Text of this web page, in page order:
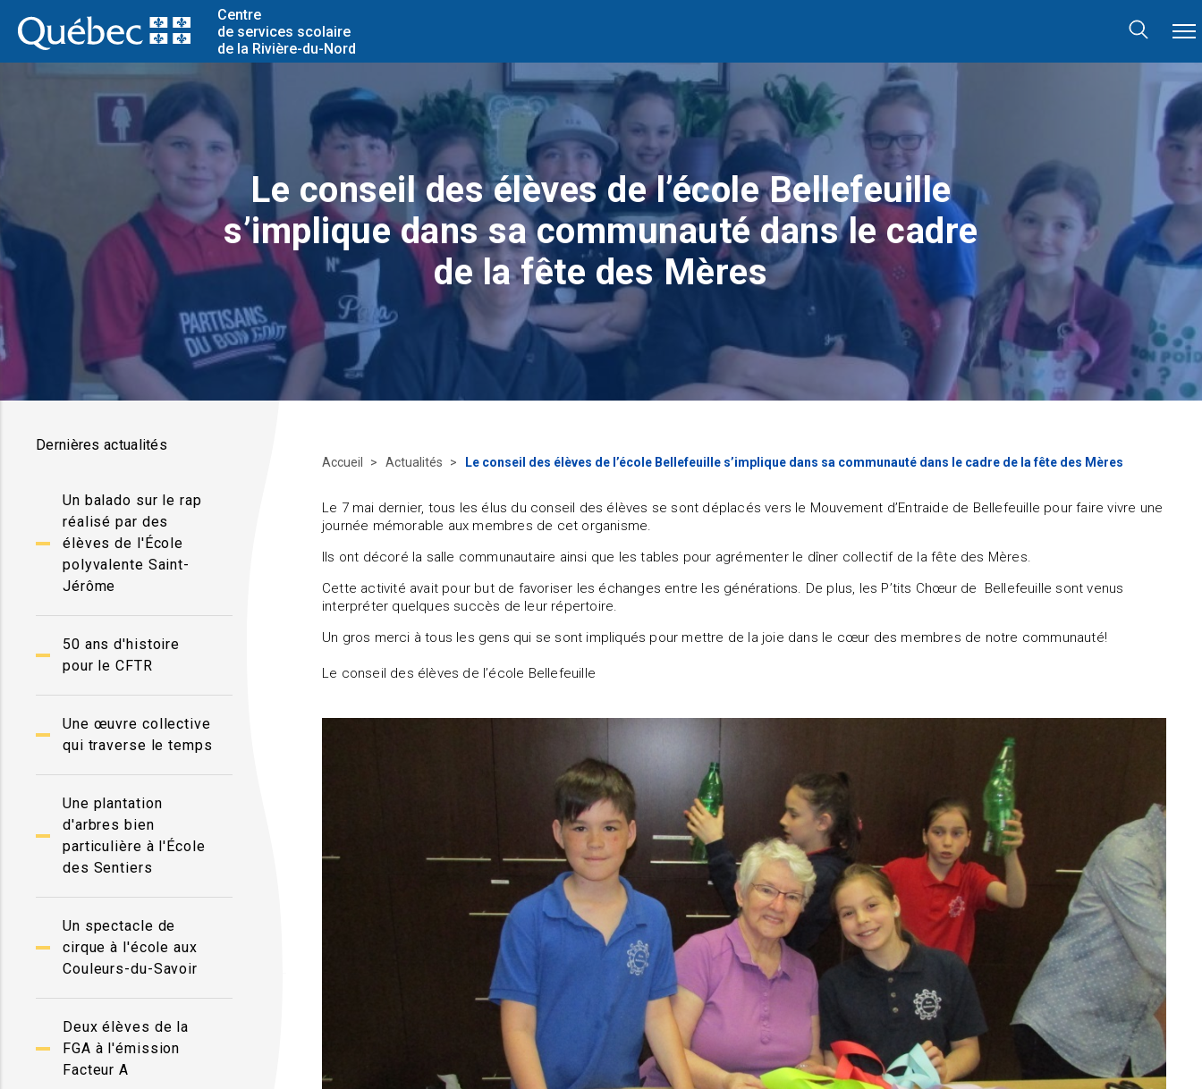
Centre
de services scolaire
de la Rivière-du-Nord
Le conseil des élèves de l’école Bellefeuille
s’implique dans sa communauté dans le cadre
de la fête des Mères
Dernières actualités
Un balado sur le rap
réalisé par des
élèves de l'École
polyvalente Saint-
Jérôme
50 ans d'histoire
pour le CFTR
Une œuvre collective
qui traverse le temps
Une plantation
d'arbres bien
particulière à l'École
des Sentiers
Un spectacle de
cirque à l'école aux
Couleurs-du-Savoir
Deux élèves de la
FGA à l'émission
Facteur A
Accueil Actualités Le conseil des élèves de l’école Bellefeuille s’implique dans sa communauté dans le cadre de la fête des Mères
Le 7 mai dernier, tous les élus du conseil des élèves se sont déplacés vers le Mouvement d’Entraide de Bellefeuille pour faire vivre une
journée mémorable aux membres de cet organisme.
Ils ont décoré la salle communautaire ainsi que les tables pour agrémenter le dîner collectif de la fête des Mères.
Cette activité avait pour but de favoriser les échanges entre les générations. De plus, les P’tits Chœur de Bellefeuille sont venus
interpréter quelques succès de leur répertoire.
Un gros merci à tous les gens qui se sont impliqués pour mettre de la joie dans le cœur des membres de notre communauté!
Le conseil des élèves de l’école Bellefeuille